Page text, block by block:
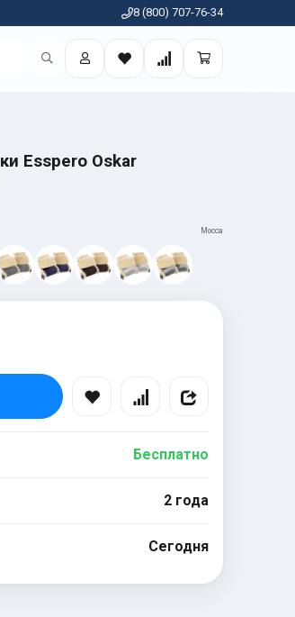
8 (800) 707-76-34
Esspero Oskar
Mocca
Бесплатно
2 года
Сегодня